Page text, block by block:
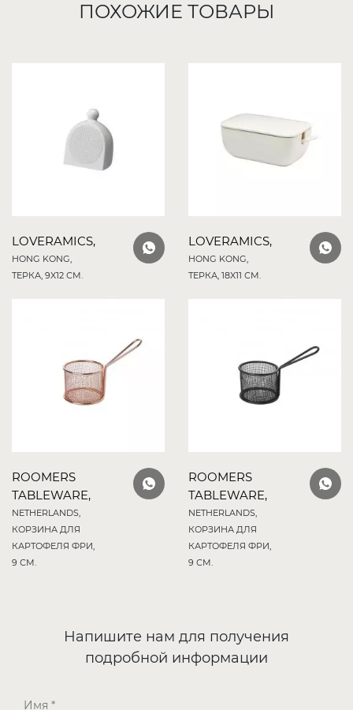
ПОХОЖИЕ ТОВАРЫ
LOVERAMICS,
HONG KONG,
ТЕРКА, 9X12 СМ.
LOVERAMICS,
HONG KONG,
ТЕРКА, 18X11 СМ.
ROOMERS
TABLEWARE,
NETHERLANDS,
КОРЗИНА ДЛЯ
КАРТОФЕЛЯ ФРИ,
9 СМ.
ROOMERS
TABLEWARE,
NETHERLANDS,
КОРЗИНА ДЛЯ
КАРТОФЕЛЯ ФРИ,
9 СМ.
Напишите нам для получения
подробной информации